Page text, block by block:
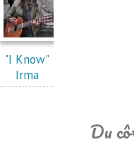
"I Know"
Irma
Du